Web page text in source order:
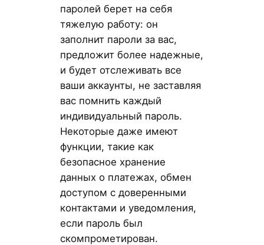
паролей берет на себя
тяжелую работу: он
заполнит пароли за вас,
предложит более надежные,
и будет отслеживать все
ваши аккаунты, не заставляя
вас помнить каждый
индивидуальный пароль.
Некоторые даже имеют
функции, такие как
безопасное хранение
данных о платежах, обмен
доступом с доверенными
контактами и уведомления,
если пароль был
скомпрометирован.